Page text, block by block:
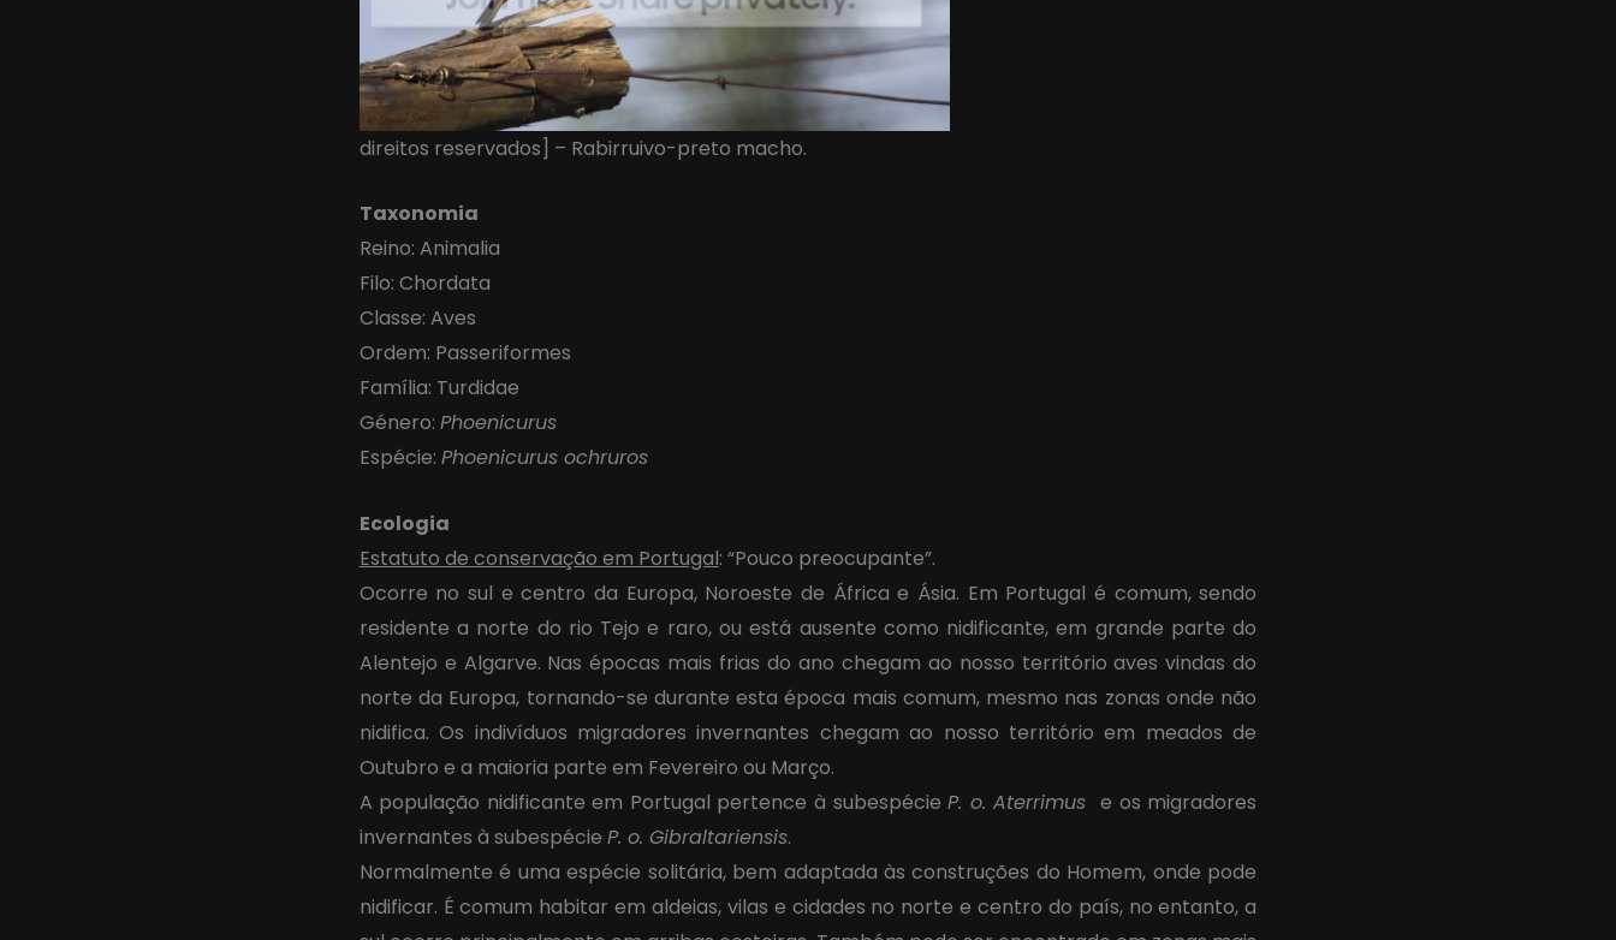
direitos reservados] – Rabirruivo-preto macho.
Taxonomia
Reino: Animalia
Filo: Chordata
Classe: Aves
Ordem: Passeriformes
Família: Turdidae
Género: Phoenicurus
Espécie: Phoenicurus ochruros
Ecologia
Estatuto de conservação em Portugal: “Pouco preocupante”.
Ocorre no sul e centro da Europa, Noroeste de África e Ásia. Em Portugal é comum, sendo
residente a norte do rio Tejo e raro, ou está ausente como nidificante, em grande parte do
Alentejo e Algarve. Nas épocas mais frias do ano chegam ao nosso território aves vindas do
norte da Europa, tornando-se durante esta época mais comum, mesmo nas zonas onde não
nidifica. Os indivíduos migradores invernantes chegam ao nosso território em meados de
Outubro e a maioria parte em Fevereiro ou Março.
A população nidificante em Portugal pertence à subespécieP. o. Aterrimus e os migradores
invernantes à subespécie P. o. Gibraltariensis.
Normalmente é uma espécie solitária, bem adaptada às construções do Homem, onde pode
nidificar. É comum habitar em aldeias, vilas e cidades no norte e centro do país, no entanto, a